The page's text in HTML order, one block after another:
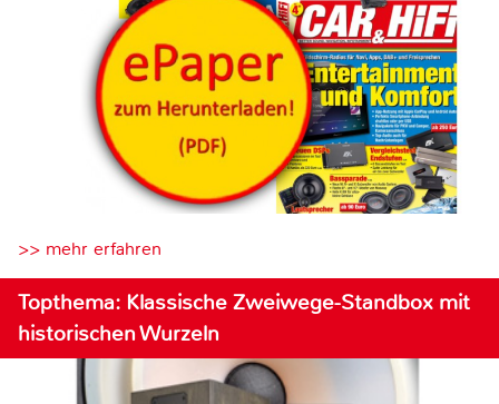
>> mehr erfahren
Topthema: Klassische Zweiwege-Standbox mit
historischen Wurzeln